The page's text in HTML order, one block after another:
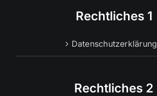
Rechtliches 1
Datenschutzerklärung
Rechtliches 2